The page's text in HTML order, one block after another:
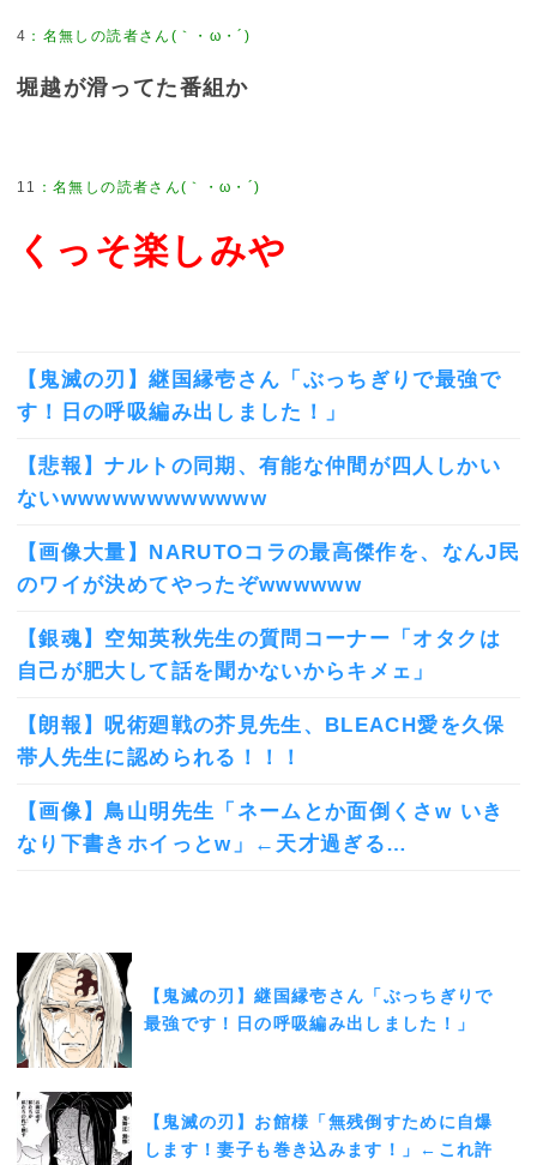
4 ： 名無しの読者さん(｀・ω・´)
堀越が滑ってた番組か
11 ：名無しの読者さん(｀・ω・´)
くっそ楽しみや
【鬼滅の刃】継国縁壱さん「ぶっちぎりで最強で
す！日の呼吸編み出しました！」
【悲報】ナルトの同期、有能な仲間が四人しかい
ないwwwwwwwwwwww
【画像大量】NARUTOコラの最高傑作を、なんJ民
のワイが決めてやったぞwwwwww
【銀魂】空知英秋先生の質問コーナー「オタクは
自己が肥大して話を聞かないからキメェ」
【朗報】呪術廻戦の芥見先生、BLEACH愛を久保
帯人先生に認められる！！！
【画像】鳥山明先生「ネームとか面倒くさw いき
なり下書きホイっとw」←天才過ぎる…
【鬼滅の刃】継国縁壱さん「ぶっちぎりで
最強です！日の呼吸編み出しました！」
【鬼滅の刃】お館様「無残倒すために自爆
します！妻子も巻き込みます！」←これ許